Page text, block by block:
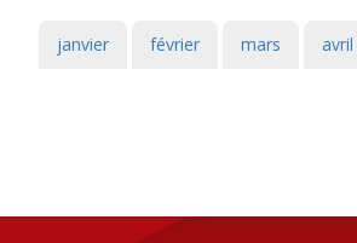
janvier février mars avril